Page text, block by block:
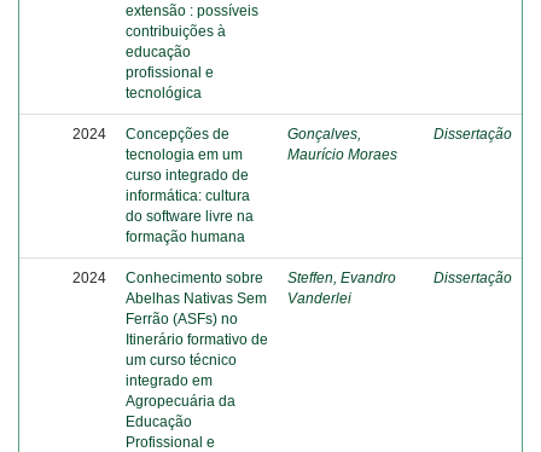
extensão : possíveis
contribuições à
educação
profissional e
tecnológica
2024
Concepções de
tecnologia em um
curso integrado de
informática: cultura
do software livre na
formação humana
Gonçalves,
Maurício Moraes
Dissertação
2024
Conhecimento sobre
Abelhas Nativas Sem
Ferrão (ASFs) no
Itinerário formativo de
um curso técnico
integrado em
Agropecuária da
Educação
Profissional e
Steffen, Evandro
Vanderlei
Dissertação